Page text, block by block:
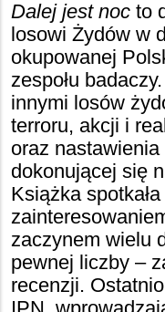
Dalej jest noc to
losowi Żydów w
okupowanej
zespołu
innymi losów
terroru, akcji i
oraz
dokonującej się
Książka
zaczynem wielu
pewnej liczby –
recenzji.